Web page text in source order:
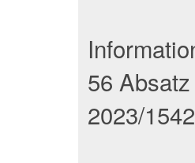
56
2023/